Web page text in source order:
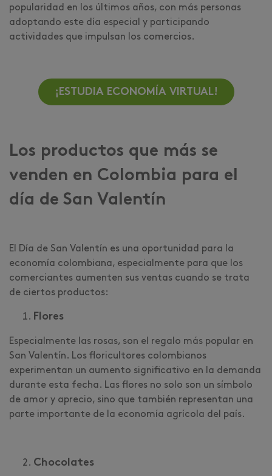
popularidad en los últimos años, con más personas
adoptando este día especial y participando
actividades que impulsan los comercios.
¡ESTUDIA ECONOMÍA VIRTUAL!
Los productos que más se
venden en Colombia para el
día de San Valentín
El Día de San Valentín es una oportunidad para la
economía colombiana, especialmente para que los
comerciantes aumenten sus ventas cuando se trata
de ciertos productos:
Flores
Especialmente las rosas, son el regalo más popular en
San Valentín. Los floricultores colombianos
experimentan un aumento significativo en la demanda
durante esta fecha. Las flores no solo son un símbolo
de amor y aprecio, sino que también representan una
parte importante de la economía agrícola del país.
Chocolates